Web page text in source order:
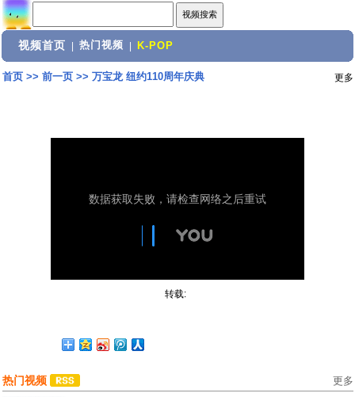
视频首页 热门视频 K-POP
首页>> 前一页>> 万宝龙 纽约110周年庆典 更多
转载:
热门视频 更多